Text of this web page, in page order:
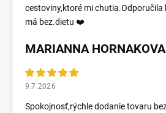
cestoviny,ktoré mi chutia.Odporučila
má bez.dietu ❤️
MARIANNA HORNAKOVA
9.7.2026
Spokojnosť,rýchle dodanie tovaru